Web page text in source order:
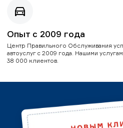
Опыт с 2009 года
Центр Правильного Обслуживания
автоуслуг с 2009 года. Нашими
38 000 клиентов.